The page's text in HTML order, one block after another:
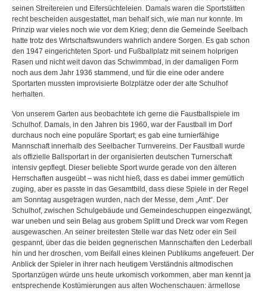
seinen Streitereien und Eifersüchteleien. Damals waren die Sportstätten
recht bescheiden ausgestattet, man behalf sich, wie man nur konnte. Im
Prinzip war vieles noch wie vor dem Krieg; denn die Gemeinde Seelbach
hatte trotz des Wirtschaftswunders wahrlich andere Sorgen. Es gab schon
den 1947 eingerichteten Sport- und Fußballplatz mit seinem holprigen
Rasen und nicht weit davon das Schwimmbad, in der damaligen Form
noch aus dem Jahr 1936 stammend, und für die eine oder andere
Sportarten mussten improvisierte Bolzplätze oder der alte Schulhof
herhalten.
Von unserem Garten aus beobachtete ich gerne die Faustballspiele im
Schulhof. Damals, in den Jahren bis 1960, war der Faustball im Dorf
durchaus noch eine populäre Sportart; es gab eine turnierfähige
Mannschaft innerhalb des Seelbacher Turnvereins. Der Faustball wurde
als offizielle Ballsportart in der organisierten deutschen Turnerschaft
intensiv gepflegt. Dieser beliebte Sport wurde gerade von den älteren
Herrschaften ausgeübt – was nicht hieß, dass es dabei immer gemütlich
zuging, aber es passte in das Gesamtbild, dass diese Spiele in der Regel
am Sonntag ausgetragen wurden, nach der Messe, dem „Amt“. Der
Schulhof, zwischen Schulgebäude und Gemeindeschuppen eingezwängt,
war uneben und sein Belag aus grobem Splitt und Dreck war vom Regen
ausgewaschen. An seiner breitesten Stelle war das Netz oder ein Seil
gespannt, über das die beiden gegnerischen Mannschaften den Lederball
hin und her droschen, vom Beifall eines kleinen Publikums angefeuert. Der
Anblick der Spieler in ihrer nach heutigem Verständnis altmodischen
Sportanzügen würde uns heute urkomisch vorkommen, aber man kennt ja
entsprechende Kostümierungen aus alten Wochenschauen: ärmellose